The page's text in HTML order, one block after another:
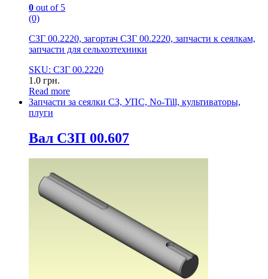
0 out of 5
(0)
СЗГ 00.2220, загортач СЗГ 00.2220, запчасти к сеялкам,
запчасти для сельхозтехники
SKU: СЗГ 00.2220
1.0 грн.
Read more
Запчасти за сеялки СЗ, УПС, No-Till, культиваторы,
плуги
Вал СЗП 00.607